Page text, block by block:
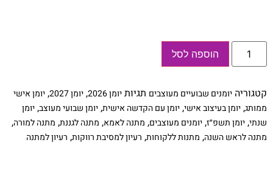
כמות
יומן
בעיצוב
אישי,
דגם
אננס
הוספה לסל
קטגוריה יומנים שבועיים מעוצבים תגיותיומן 2026 ,יומן 2027 ,יומן אישי
ממותג,יומן בעיצוב אישי,יומן עם הקדשה אישית,יומן שבועי מעוצב,יומן
שנתי,יומן תשפ״ז,יומנים מעוצבים,מתנה לאמא,מתנה לגננת,מתנה למורה,
מתנה לראש השנה,מתנות ללקוחות,רעיון למסיבת רווקות,רעיון למתנה